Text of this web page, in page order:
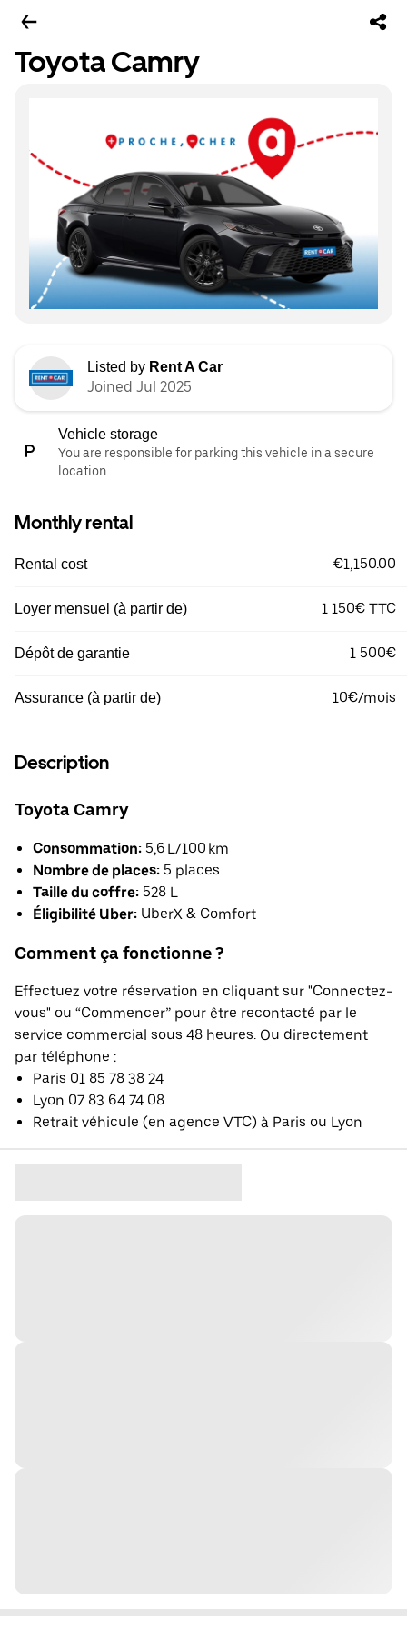
Toyota Camry
Listed by Rent A Car
Joined Jul 2025
Vehicle storage
You are responsible for parking this vehicle in a secure
location.
Monthly rental
Rental cost €1,150.00
Loyer mensuel (à partir de) 1 150€ TTC
Dépôt de garantie 1 500€
Assurance (à partir de) 10€/mois
Description
Toyota Camry
Consommation: 5,6 L/100 km
Nombre de places: 5 places
Taille du coffre: 528 L
Éligibilité Uber: UberX & Comfort
Comment ça fonctionne ?
Effectuez votre réservation en cliquant sur "Connectez-
vous" ou “Commencer” pour être recontacté par le
service commercial sous 48 heures. Ou directement
par téléphone :
Paris 01 85 78 38 24
Lyon 07 83 64 74 08
Retrait véhicule (en agence VTC) à Paris ou Lyon